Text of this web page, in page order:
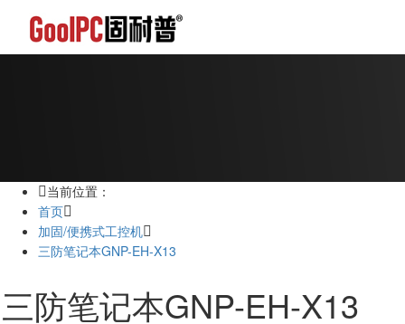
当前位置：
首页
加固/便携式工控机
三防笔记本GNP-EH-X13
三防笔记本GNP-EH-X13